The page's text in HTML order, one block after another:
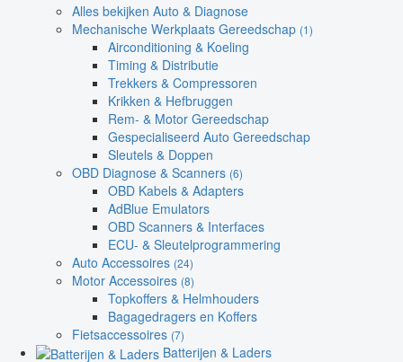
Alles bekijken Auto & Diagnose
Mechanische Werkplaats Gereedschap (1)
Airconditioning & Koeling
Timing & Distributie
Trekkers & Compressoren
Krikken & Hefbruggen
Rem- & Motor Gereedschap
Gespecialiseerd Auto Gereedschap
Sleutels & Doppen
OBD Diagnose & Scanners (6)
OBD Kabels & Adapters
AdBlue Emulators
OBD Scanners & Interfaces
ECU- & Sleutelprogrammering
Auto Accessoires (24)
Motor Accessoires (8)
Topkoffers & Helmhouders
Bagagedragers en Koffers
Fietsaccessoires (7)
Batterijen & Laders